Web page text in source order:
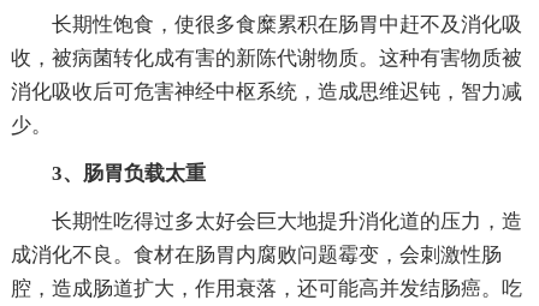
长期性饱食，使很多食糜累积在肠胃中赶不及消化吸
收，被病菌转化成有害的新陈代谢物质。这种有害物质被
消化吸收后可危害神经中枢系统，造成思维迟钝，智力减
少。
3、肠胃负载太重
长期性吃得过多太好会巨大地提升消化道的压力，造
成消化不良。食材在肠胃内腐败问题霉变，会刺激性肠
腔，造成肠道扩大，作用衰落，还可能高并发结肠癌。吃